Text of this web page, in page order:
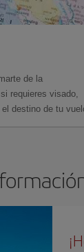
de la
requieres visado,
destino de tu